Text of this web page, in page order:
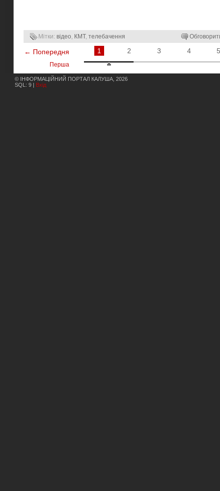
Мітки: відео, КМТ, телебачення
← Попередня 1 2 3 4 5
Перша
© ІНФОРМАЦІЙНИЙ ПОРТАЛ КАЛУША, 2026
SQL: 9 | Вхід